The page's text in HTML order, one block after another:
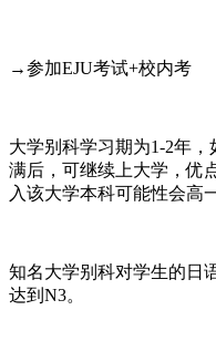
→参加EJU考试+校内考
大学别科学习期为1-2年
满后，可继续上大学，优
入该大学本科可能性会高
知名大学别科对学生的日
达到N3。